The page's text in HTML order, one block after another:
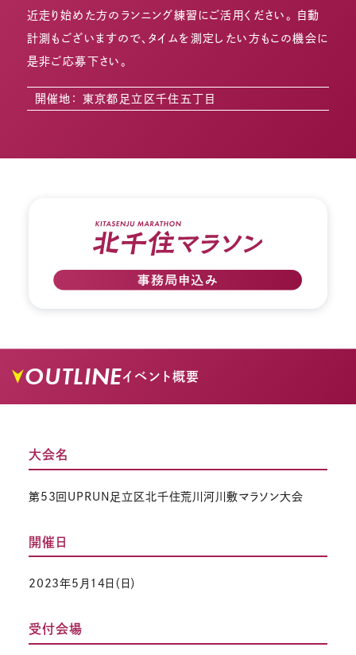
近走り始めた方のランニング練習にご活用ください。 自動
計測もございますので、タイムを測定したい方もこの機会に
是非ご応募下さい。
開催地： 東京都足立区千住五丁目
OUTLINEイベント概要
大会名
第53回UPRUN足立区北千住荒川河川敷マラソン大会
開催日
2023年5月14日（日）
受付会場